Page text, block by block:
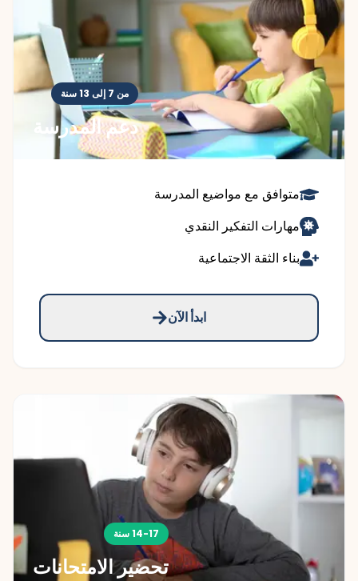
من 7 إلى 13 سنة
دعم المدرسة
متوافق مع مواضيع المدرسة
مهارات التفكير النقدي
بناء الثقة الاجتماعية
ابدأ الآن
14-17 سنة
تحضير الامتحانات